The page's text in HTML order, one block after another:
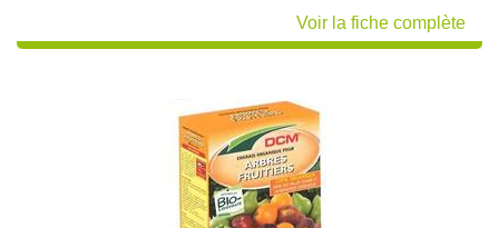
Voir la fiche complète